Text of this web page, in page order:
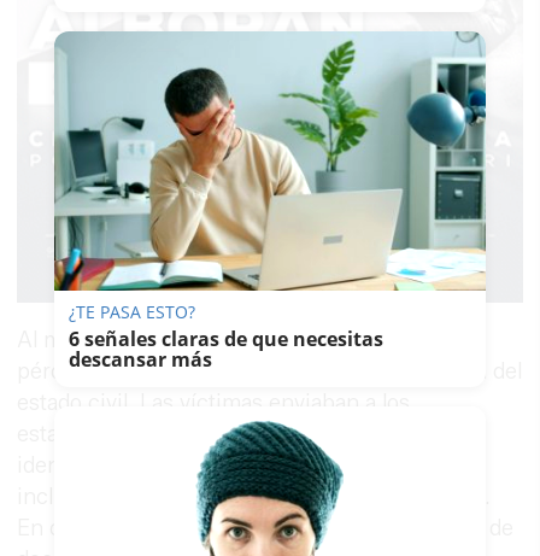
Al menoscabo sufrido por las víctimas por la
pérdida de su dinero hay que unir la usurpación del
estafadores copias de sus documentos de
identidad, permisos de conducir, pasaporte o
incluso selfies sosteniendo dichos documentos.
En otras ocasiones, realizaban copias digitales de
¿TE PASA ESTO?
6 señales claras de que necesitas
descansar más